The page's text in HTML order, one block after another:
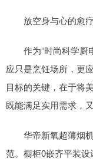
放空身与心的愈
作为“时尚科学厨
应只是烹饪场所，更
目标的关键，在于将
既能满足实用需求，
华帝新氧超薄烟机
范。橱柜0嵌齐平装